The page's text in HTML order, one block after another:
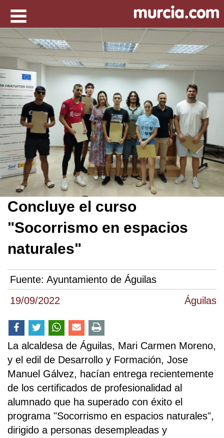
19/09/2022 Águilas
Concluye el curso
"Socorrismo en espacios
naturales"
Fuente: Ayuntamiento de Águilas
La alcaldesa de Águilas, Mari Carmen Moreno,
y el edil de Desarrollo y Formación, Jose
Manuel Gálvez, hacían entrega recientemente
de los certificados de profesionalidad al
alumnado que ha superado con éxito el
programa "Socorrismo en espacios naturales",
dirigido a personas desempleadas y